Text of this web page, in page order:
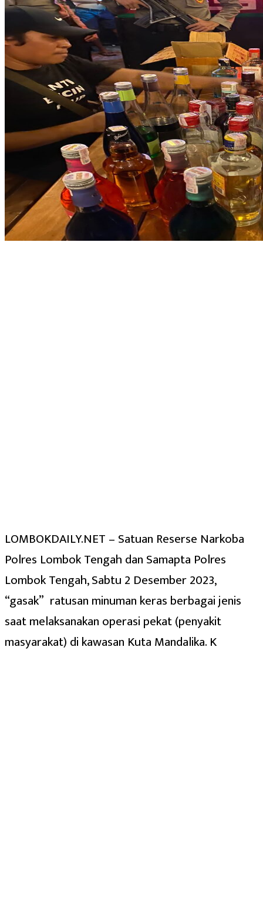
LOMBOKDAILY.NET – Satuan Reserse Narkoba
Polres Lombok Tengah dan Samapta Polres
Lombok Tengah, Sabtu 2 Desember 2023,
“gasak” ratusan minuman keras berbagai jenis
saat melaksanakan operasi pekat (penyakit
masyarakat) di kawasan Kuta Mandalika. K